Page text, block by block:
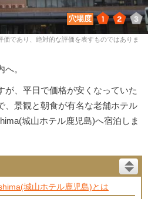
穴場度 1 2 3
価であり、絶対的な評価を表すものではありま
。
が、平日で価格が安くなっていた
、景観と朝食が有名な老舗ホテル
城山ホテル鹿児島)へ宿泊しま
城山ホテル鹿児島)とは